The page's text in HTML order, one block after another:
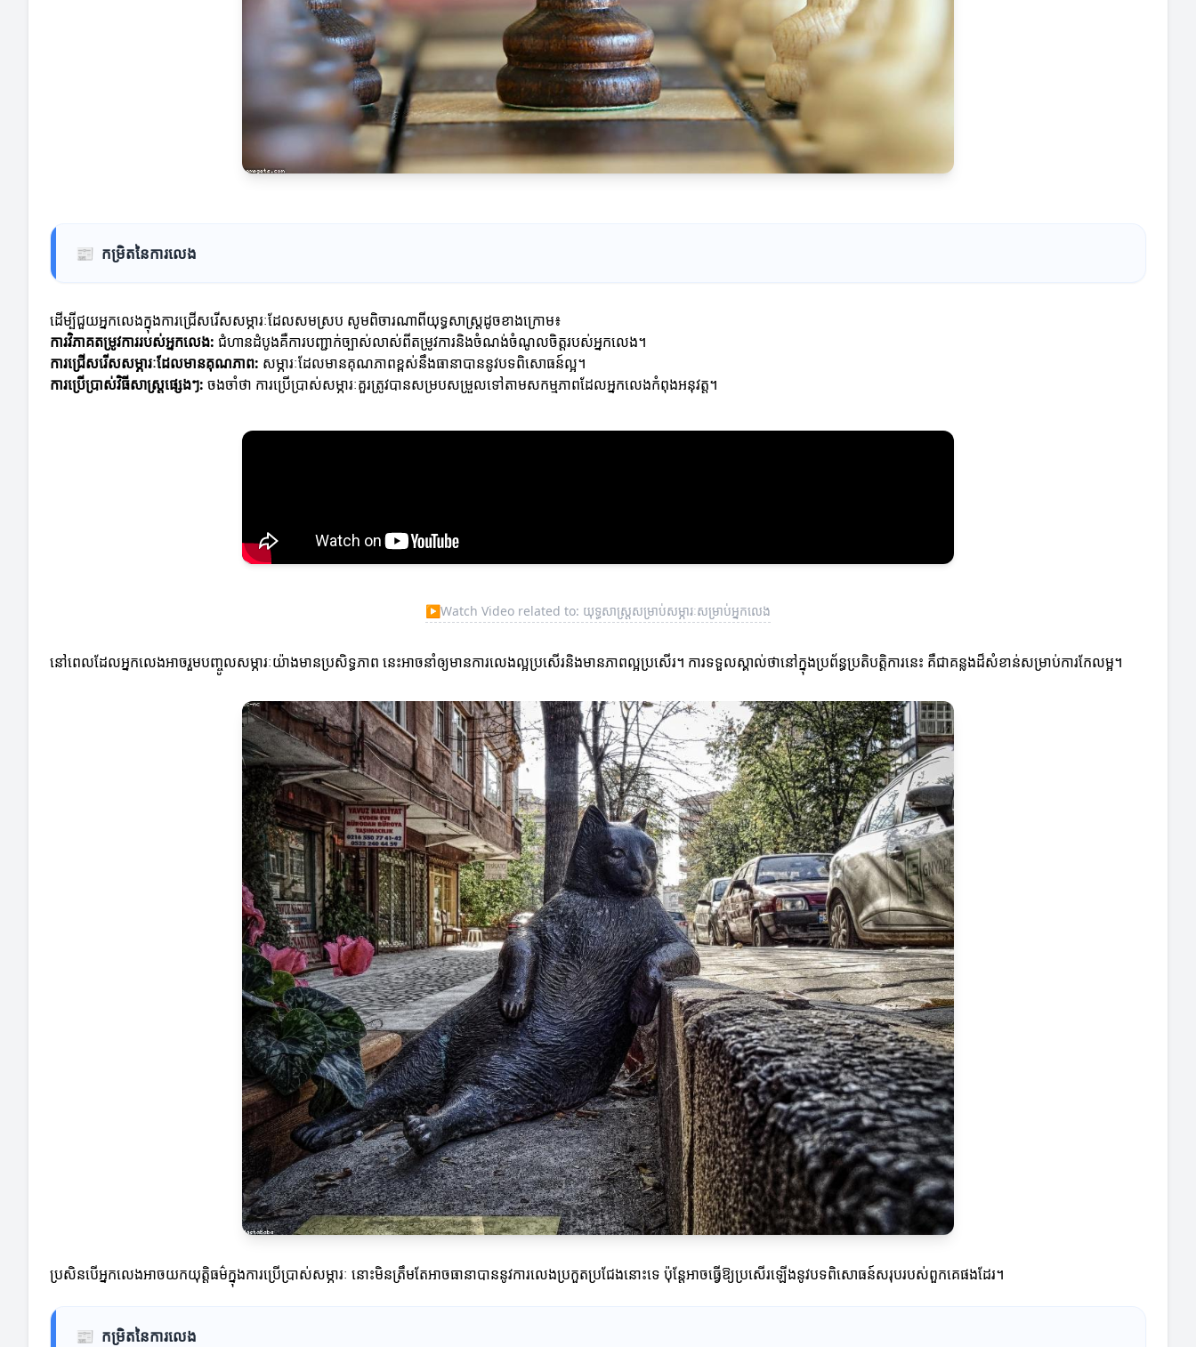
📰 កម្រិតនៃការលេង
ដើម្បីជួយអ្នកលេងក្នុងការជ្រើសរើសសម្ភារៈដែលសមស្រប សូមពិចារណាពីយុទ្ធសាស្ត្រដូចខាងក្រោម៖
ការវិភាគតម្រូវការរបស់អ្នកលេង: ជំហានដំបូងគឺការបញ្ជាក់ច្បាស់លាស់ពីតម្រូវការនិងចំណង់ចំណូលចិត្តរបស់អ្នកលេង។
ការជ្រើសរើសសម្ភារៈដែលមានគុណភាព: សម្ភារៈដែលមានគុណភាពខ្ពស់នឹងធានាបាននូវបទពិសោធន៍ល្អ។
ការប្រើប្រាស់វិធីសាស្ត្រផ្សេងៗ: ចងចាំថា ការប្រើប្រាស់សម្ភារៈគួរត្រូវបានសម្របសម្រួលទៅតាមសកម្មភាពដែលអ្នកលេងកំពុងអនុវត្ត។
▶Watch Video related to: យុទ្ធសាស្ត្រសម្រាប់សម្ភារៈសម្រាប់អ្នកលេង
នៅពេលដែលអ្នកលេងអាចរួមបញ្ចូលសម្ភារៈយ៉ាងមានប្រសិទ្ធភាព នេះអាចនាំឲ្យមានការលេងល្អប្រសើរនិងមានភាពល្អប្រសើរ។ ការទទួលស្គាល់ថានៅក្នុងប្រព័ន្ធប្រតិបត្តិការនេះ គឺជាគន្លងដ៏សំខាន់សម្រាប់ការកែលម្អ។
ប្រសិនបើអ្នកលេងអាចយកយុត្តិធម៌ក្នុងការប្រើប្រាស់សម្ភារៈ នោះមិនត្រឹមតែអាចធានាបាននូវការលេងប្រកួតប្រជែងនោះទេ ប៉ុន្តែអាចធ្វើឱ្យប្រសើរឡើងនូវបទពិសោធន៍សរុបរបស់ពួកគេផងដែរ។
📰 កម្រិតនៃការលេង